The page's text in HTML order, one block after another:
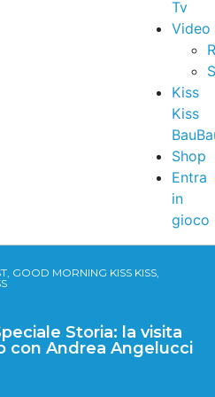
Tv
Video
Kiss
Kiss
Shop
Entra
in
gioco
GOOD MORNING KISS KISS,
Storia: la visita
con Andrea Angelucci